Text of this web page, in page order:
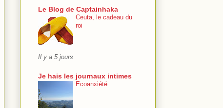
Le Blog de Captainhaka
Ceuta, le cadeau du
roi
Il y a 5 jours
Je hais les journaux intimes
Ecoanxiété